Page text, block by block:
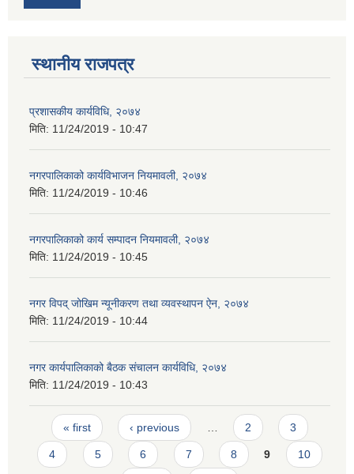
स्थानीय राजपत्र
प्रशासकीय कार्यविधि, २०७४
मिति: 11/24/2019 - 10:47
नगरपालिकाको कार्यविभाजन नियमावली, २०७४
मिति: 11/24/2019 - 10:46
नगरपालिकाको कार्य सम्पादन नियमावली, २०७४
मिति: 11/24/2019 - 10:45
नगर विपद् जोखिम न्यूनीकरण तथा व्यवस्थापन ऐन, २०७४
मिति: 11/24/2019 - 10:44
नगर कार्यपालिकाको बैठक संचालन कार्यविधि, २०७४
मिति: 11/24/2019 - 10:43
Pages
« first ‹ previous … 2 3
4 5 6 7 8 9 10